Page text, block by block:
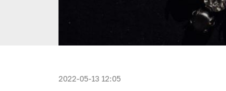
2022-05-13 12:05